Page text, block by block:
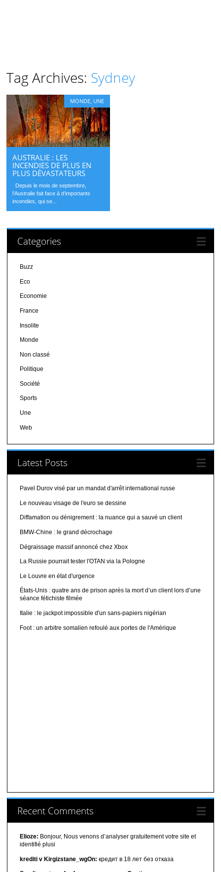
Tag Archives: Sydney
MONDE UNE
AUSTRALIE : LES
INCENDIES DE PLUS EN
PLUS DÉVASTATEURS
Depuis le mois de septembre,
l’Australie fait face à d’importants
incendies, qui se...
Categories
Buzz
Eco
Economie
France
Insolite
Monde
Non classé
Politique
Société
Sports
Une
Web
Latest Posts
Pavel Durov visé par un mandat d'arrêt international russe
Le nouveau visage de l'euro se dessine
Diffamation ou dénigrement : la nuance qui a sauvé un client
BMW-Chine : le grand décrochage
Dégraissage massif annoncé chez Xbox
La Russie pourrait tester l'OTAN via la Pologne
Le Louvre en état d'urgence
États-Unis : quatre ans de prison après la mort d’un client lors d’une
séance fétichiste filmée
Italie : le jackpot impossible d'un sans-papiers nigérian
Foot : un arbitre somalien refoulé aux portes de l'Amérique
Recent Comments
Elioze: Bonjour, Nous venons d’analyser gratuitement votre site et
identifié plusi
krediti v Kirgizstane_wgOn: кредит в 18 лет без отказа